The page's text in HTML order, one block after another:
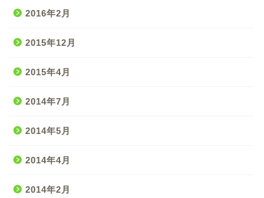
2016年2月
2015年12月
2015年4月
2014年7月
2014年5月
2014年4月
2014年2月